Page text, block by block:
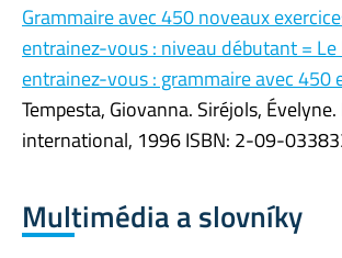
Grammaire avec 450 noveaux
entrainez-vous : niveau débutant =
entrainez-vous : grammaire avec 450
Tempesta, Giovanna. Siréjols, Évelyne.
international, 1996 ISBN: 2-09-
Multimédia a slovníky